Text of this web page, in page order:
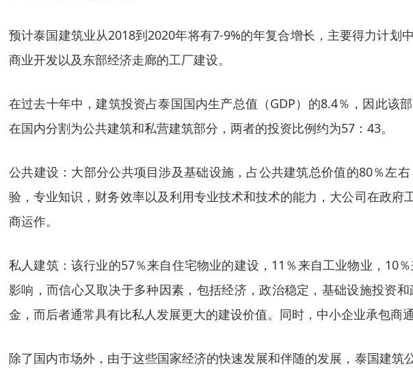
预计泰国建筑业从2018到2020年将有7-9%的年复合增长，主要得力计划
商业开发以及东部经济走廊的工厂建设。
在过去十年中，建筑投资占泰国国内生产总值（GDP）的8.4％，因此该
在国内分割为公共建筑和私营建筑部分，两者的投资比例约为57：43。
公共建设：大部分公共项目涉及基础设施，占公共建筑总价值的80％左
验，专业知识，财务效率以及利用专业技术和技术的能力，大公司在政
商运作。
私人建筑：该行业的57％来自住宅物业的建设，11％来自工业物业，10
影响，而信心又取决于多种因素，包括经济，政治稳定，基础设施投资
金，而后者通常具有比私人发展更大的建设价值。同时，中小企业承包商
除了国内市场外，由于这些国家经济的快速发展和伴随的发展，泰国建